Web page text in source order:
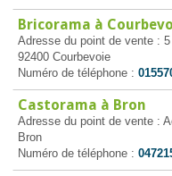
Bricorama à
Adresse du point de vente :
92400 Courbevoie
Numéro de téléphone :
Castorama à Bron
Adresse du point de vente :
Bron
Numéro de téléphone :